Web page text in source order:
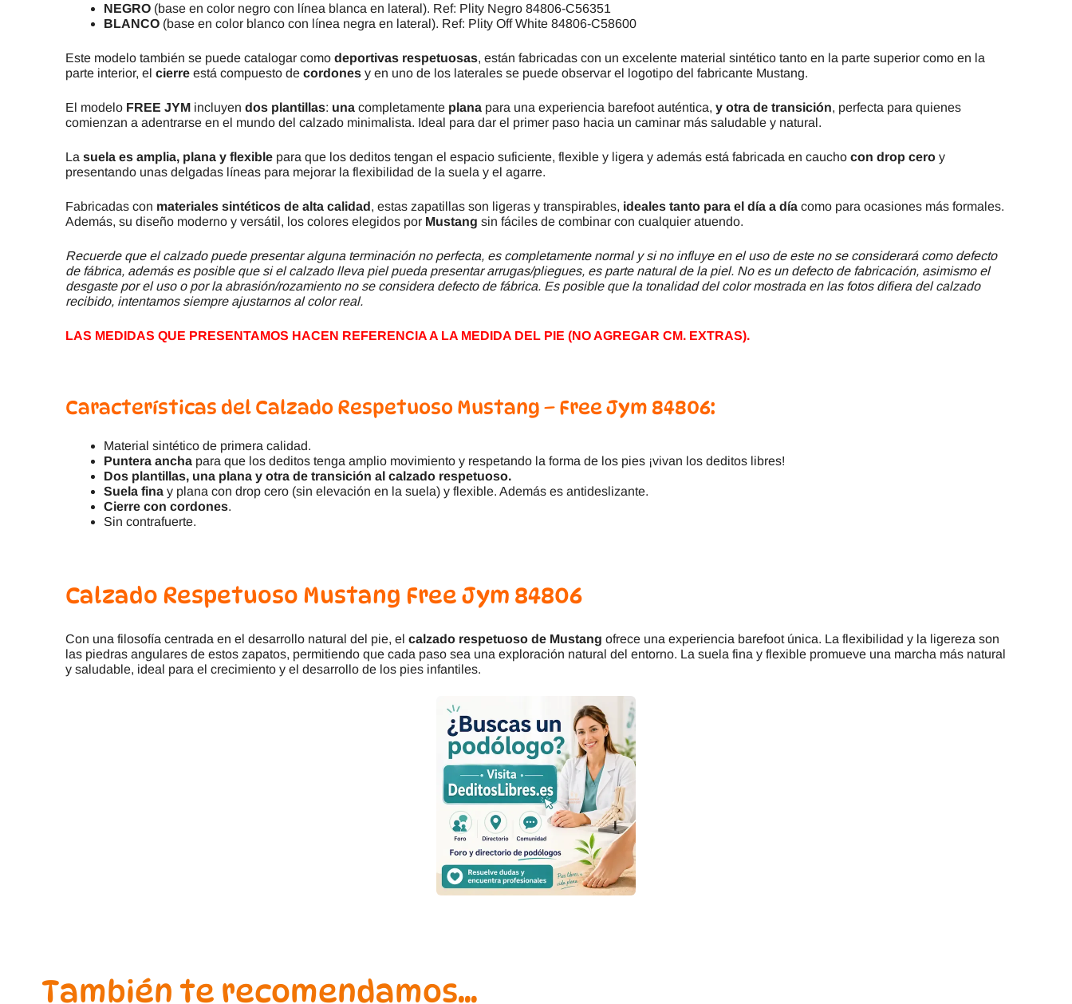
NEGRO (base en color negro con línea blanca en lateral). Ref: Plity Negro 84806-C56351
BLANCO (base en color blanco con línea negra en lateral). Ref: Plity Off White 84806-C58600
Este modelo también se puede catalogar como deportivas respetuosas, están fabricadas con un excelente material sintético tanto en la parte superior como en la
parte interior, el cierre está compuesto de cordones y en uno de los laterales se puede observar el logotipo del fabricante Mustang.
El modelo FREE JYM incluyen dos plantillas: una completamente plana para una experiencia barefoot auténtica, y otra de transición, perfecta para quienes
comienzan a adentrarse en el mundo del calzado minimalista. Ideal para dar el primer paso hacia un caminar más saludable y natural.
La suela es amplia, plana y flexible para que los deditos tengan el espacio suficiente, flexible y ligera y además está fabricada en caucho con drop cero y
presentando unas delgadas líneas para mejorar la flexibilidad de la suela y el agarre.
Fabricadas con materiales sintéticos de alta calidad, estas zapatillas son ligeras y transpirables, ideales tanto para el día a día como para ocasiones más formales.
Además, su diseño moderno y versátil, los colores elegidos por Mustang sin fáciles de combinar con cualquier atuendo.
Recuerde que el calzado puede presentar alguna terminación no perfecta, es completamente normal y si no influye en el uso de este no se considerará como defecto
de fábrica, además es posible que si el calzado lleva piel pueda presentar arrugas/pliegues, es parte natural de la piel. No es un defecto de fabricación, asimismo el
desgaste por el uso o por la abrasión/rozamiento no se considera defecto de fábrica. Es posible que la tonalidad del color mostrada en las fotos difiera del calzado
recibido, intentamos siempre ajustarnos al color real.
LAS MEDIDAS QUE PRESENTAMOS HACEN REFERENCIA A LA MEDIDA DEL PIE (NO AGREGAR CM. EXTRAS).
Características del Calzado Respetuoso Mustang – Free Jym 84806:
Material sintético de primera calidad.
Puntera ancha para que los deditos tenga amplio movimiento y respetando la forma de los pies ¡vivan los deditos libres!
Dos plantillas, una plana y otra de transición al calzado respetuoso.
Suela fina y plana con drop cero (sin elevación en la suela) y flexible. Además es antideslizante.
Cierre con cordones.
Sin contrafuerte.
Calzado Respetuoso Mustang Free Jym 84806
Con una filosofía centrada en el desarrollo natural del pie, el calzado respetuoso de Mustang ofrece una experiencia barefoot única. La flexibilidad y la ligereza son
las piedras angulares de estos zapatos, permitiendo que cada paso sea una exploración natural del entorno. La suela fina y flexible promueve una marcha más natural
y saludable, ideal para el crecimiento y el desarrollo de los pies infantiles.
También te recomendamos…